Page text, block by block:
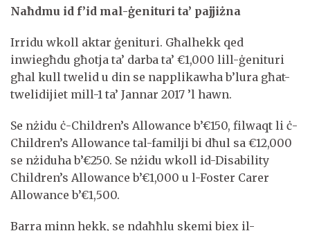
Naħdmu id f’id mal-ġenituri ta’ pajjiżna
Irridu wkoll aktar ġenituri. Għalhekk qed
inwiegħdu għotja ta’ darba ta’ €1,000 lill-ġenituri
għal kull twelid u din se napplikawha b’lura għat-
twelidijiet mill-1 ta’ Jannar 2017 ’l hawn.
Se nżidu ċ-Children’s Allowance b’€150, filwaqt li ċ-
Children’s Allowance tal-familji bi dħul sa €12,000
se nżiduha b’€250. Se nżidu wkoll id-Disability
Children’s Allowance b’€1,000 u l-Foster Carer
Allowance b’€1,500.
Barra minn hekk, se ndaħħlu skemi biex il-